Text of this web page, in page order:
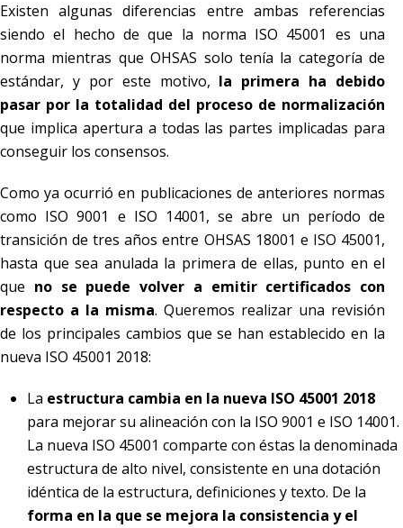
Existen algunas diferencias entre ambas referencias
siendo el hecho de que la norma ISO 45001 es una
norma mientras que OHSAS solo tenía la categoría de
estándar, y por este motivo, la primera ha debido
pasar por la totalidad del proceso de normalización
que implica apertura a todas las partes implicadas para
conseguir los consensos.
Como ya ocurrió en publicaciones de anteriores normas
como ISO 9001 e ISO 14001, se abre un período de
transición de tres años entre OHSAS 18001 e ISO 45001,
hasta que sea anulada la primera de ellas, punto en el
que no se puede volver a emitir certificados con
respecto a la misma. Queremos realizar una revisión
de los principales cambios que se han establecido en la
nueva ISO 45001 2018:
La estructura cambia en la nueva ISO 45001 2018
para mejorar su alineación con la ISO 9001 e ISO 14001.
La nueva ISO 45001 comparte con éstas la denominada
estructura de alto nivel, consistente en una dotación
idéntica de la estructura, definiciones y texto. De la
forma en la que se mejora la consistencia y el